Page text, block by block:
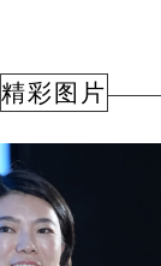
精彩图片